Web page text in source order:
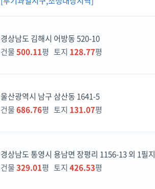
경상남도 김해시 어방동 520-10
건물500.11평 토지 128.77평
울산광역시 남구 삼산동 1641-5
건물686.76평 토지 131.07평
경상남도 통영시 용남면 장평리 1156-13 외 1필지
건물329.01평 토지 426.53평